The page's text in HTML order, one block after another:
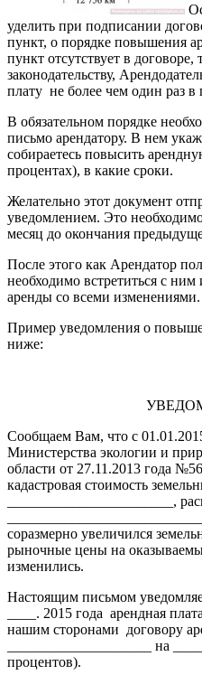
уделить при подписании
пункт, о порядке повышения
пункт отсутствует в
законодательству,
плату не более чем один раз в
В обязательном порядке
письмо арендатору. В нем
собираетесь повысить
процентах), в какие сроки.
Желательно этот документ
уведомлением. Это
месяц до окончания
После этого как Арендатор
необходимо встретиться с
аренды со всеми изменениями.
Пример уведомления о
ниже:
Сообщаем Вам, что с
Министерства экологии и
области от 27.11.2013 года
кадастровая стоимость
_______________________,
соразмерно увеличился
рыночные цены на
изменились.
Настоящим письмом
____. 2015 года арендная
нашим сторонами договору
____________________ на
процентов).